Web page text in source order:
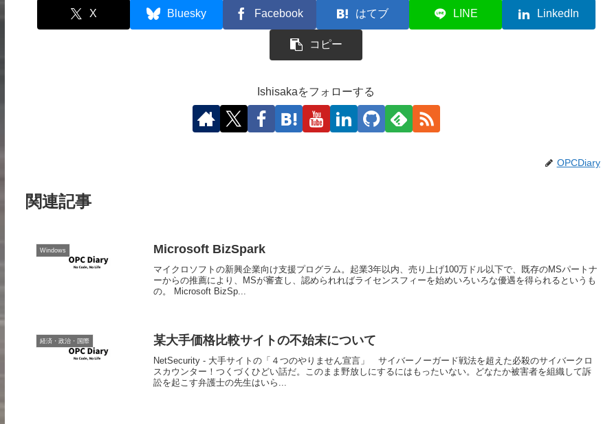
X Bluesky Facebook はてブ LINE LinkedIn
コピー
Ishisakaをフォローする
OPCDiary
関連記事
Windows Microsoft BizSpark
マイクロソフトの新興企業向け支援プログラム。起業3年以内、売り上げ100万ドル以下で、既存のMSパートナ
ーからの推薦により、MSが審査し、認められればライセンスフィーを始めいろいろな優遇を得られるというも
の。 Microsoft BizSp...
経済・政治・国際 某大手価格比較サイトの不始末について
NetSecurity - 大手サイトの「４つのやりません宣言」 サイバーノーガード戦法を超えた必殺のサイバークロ
スカウンター！つくづくひどい話だ。このまま野放しにするにはもったいない。どなたか被害者を組織して訴
訟を起こす弁護士の先生はいら...